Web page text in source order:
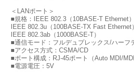
＜LANポート＞
■規格：IEEE 802.3（10BASE-T Ethernet）
IEEE 802.3u（100BASE-TX Fast Ethernet）
IEEE 802.3ab（1000BASE-T）
■通信モード：フルデュプレックス/ハーフ
■アクセス方式：CSMA/CD
■ポート構成：RJ-45ポート（Auto MDI/
■電源電圧：5V